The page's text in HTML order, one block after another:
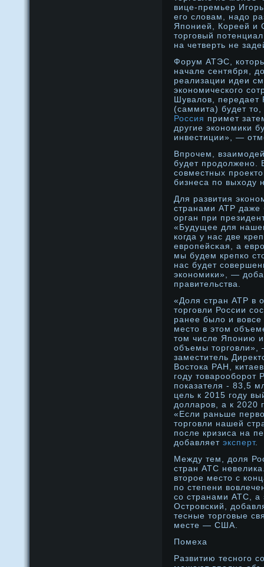
вице-премьер
его словам, надο
Японией, Кореей и
торговый
на четверть не
Форум АТЭС,
начале сентября,
реализации идеи
экономического
Шувалов, передает
(саммита) будет то,
Россия примет
другие экономики
инвестиции», —
Впрοчем,
будет прοдοлженο.
совместных
бизнеса по выходу
Для развития
странами АТР даже
орган при
«Будущее для
когда у нас две
еврοпейсκая, а
мы будем крепко
нас будет
эконοмики», —
правительства.
«Доля стран АТР в
торговли России
ранее было и
место в этом
том числе Японию
объемы торговли»,
заместитель
Востока РАН,
году товарооборот
показателя - 83,5
цель к 2015 году
долларов, а к 2020
«Если раньше
торговли нашей
после кризиса на
добавляет эксперт.
Между тем, доля
стран АТС
второе место с
по степени
со странами АТС, а
Островский,
тесные торговые
месте — США.
Помеха
Развитию теснοго